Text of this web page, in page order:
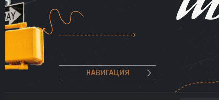
НАВИГАЦИЯ